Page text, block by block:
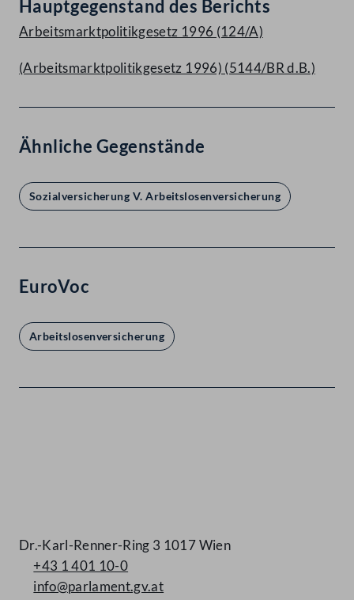
Hauptgegenstand des Berichts
Arbeitsmarktpolitikgesetz 1996 (124/A)
(Arbeitsmarktpolitikgesetz 1996) (5144/BR d.B.)
Ähnliche Gegenstände
Sozialversicherung V. Arbeitslosenversicherung
EuroVoc
Arbeitslosenversicherung
Dr.-Karl-Renner-Ring 3 1017 Wien
+43 1 401 10-0
info@parlament.gv.at